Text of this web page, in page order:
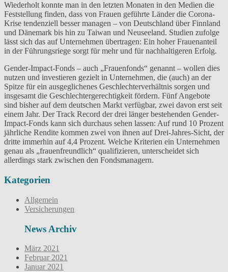
Wiederholt konnte man in den letzten Monaten in den Medien die
Feststellung finden, dass von Frauen geführte Länder die Corona-
Krise tendenziell besser managen – von Deutschland über Finnland
und Dänemark bis hin zu Taiwan und Neuseeland. Studien zufolge
lässt sich das auf Unternehmen übertragen: Ein hoher Frauenanteil
in der Führungsriege sorgt für mehr und für nachhaltigeren Erfolg.
Gender-Impact-Fonds – auch „Frauenfonds“ genannt – wollen dies
nutzen und investieren gezielt in Unternehmen, die (auch) an der
Spitze für ein ausgeglichenes Geschlechterverhältnis sorgen und
insgesamt die Geschlechtergerechtigkeit fördern. Fünf Angebote
sind bisher auf dem deutschen Markt verfügbar, zwei davon erst seit
einem Jahr. Der Track Record der drei länger bestehenden Gender-
Impact-Fonds kann sich durchaus sehen lassen: Auf rund 10 Prozent
jährliche Rendite kommen zwei von ihnen auf Drei-Jahres-Sicht, der
dritte immerhin auf 4,4 Prozent. Welche Kriterien ein Unternehmen
genau als „frauenfreundlich“ qualifizieren, unterscheidet sich
allerdings stark zwischen den Fondsmanagern.
Kategorien
Allgemein
Versicherungen
News Archiv
März 2021
Februar 2021
Januar 2021